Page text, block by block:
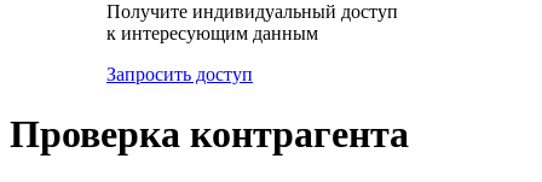
в публичном демо-доступе
Запросить доступ